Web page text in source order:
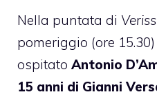
Nella puntata di
pomeriggio (ore
ospitato Antonio
15 anni di Gianni